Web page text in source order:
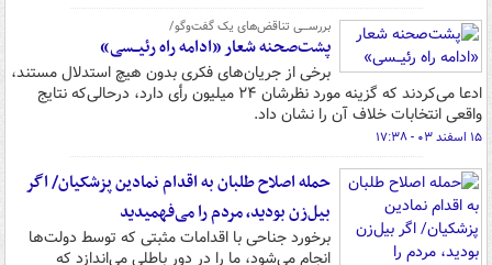
بررســـی تناقض‌های یک گفت‌وگو/
پشت‌صحنه شعار «ادامه راه رئیــسی»
برخی از جریان‌های فکری بدون هیچ استدلال مستند،
ادعا می‌کردند که گزینه مورد نظرشان ۲۴ میلیون رأی دارد، درحالی‌که نتایج
واقعی انتخابات خلاف آن را نشان داد.
۱۵ اسفند ۰۳ - ۱۷:۳۸
حمله اصلاح طلبان به اقدام نمادین پزشکیان/ اگر
بیل‌زن بودید، مردم را می‌فهمیدید
برخورد جناحی با اقدامات مثبتی که توسط دولت‌ها
انجام می‌شود، ما را در دور باطلی می‌اندازد که